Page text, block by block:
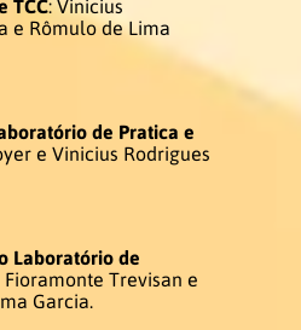
Surdos
e Ex – Técnico
TCC: Vinicius
e Rômulo de Lima
de Pratica e
e Vinicius Rodrigues
Laboratório de
Fioramonte Trevisan e
Garcia.